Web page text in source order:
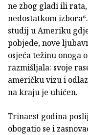
ne zbog gladi ili
nedostatkom
studij u Ameriku
pobjede, nove
osjeća težinu onoga
razmišljala: svoje
američku vizu i
na kraju je uhićen.
Trinaest godina
obogatio se i